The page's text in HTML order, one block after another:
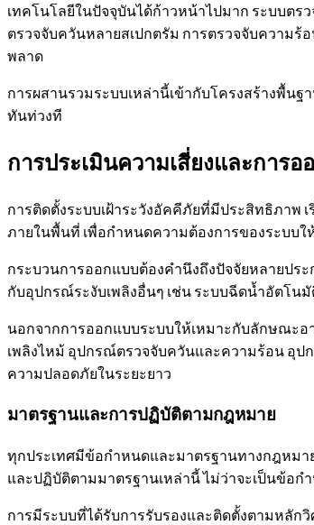
เทคโนโลยีในปัจจุบันได้ก้าวหน้าไปมาก ระบบตร
ตรวจจับควันหลายสเปกตรัม การตรวจจับความ
พลาด
การผสานรวมระบบเหล่านี้เข้ากับโครงสร้างพื้น
ทันท่วงที
การประเมินความเสี่ยงและการ
การติดตั้งระบบเฝ้าระวังอัคคีภัยที่มีประสิทธิภาพ
ภายในพื้นที่ เพื่อกำหนดความต้องการของระบบใ
กระบวนการออกแบบต้องคำนึงถึงปัจจัยหลายปร
กับอุปกรณ์ระงับเพลิงอื่นๆ เช่น ระบบฉีดน้ำอัตโน
นอกจากการออกแบบระบบให้เหมาะกับลักษณะ
เพลิงไหม้ อุปกรณ์ตรวจจับควันและความร้อน อุป
ความปลอดภัยในระยะยาว
มาตรฐานและการปฏิบัติตามกฎหมาย
ทุกประเทศมีข้อกำหนดและมาตรฐานทางกฎหมา
และปฏิบัติตามมาตรฐานเหล่านี้ ไม่ว่าจะเป็นข้อกำ
การมีระบบที่ได้รับการรับรองและติดตั้งตามหลัก